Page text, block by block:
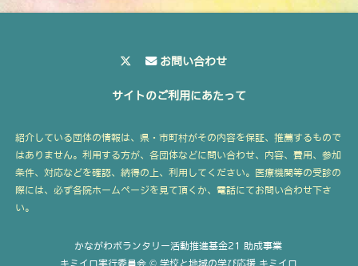
お問い合わせ
サイトのご利用にあたって
紹介している団体の情報は、県・市町村がその内容を保証、推薦するもので
はありません。利用する方が、各団体などに問い合わせ、内容、費用、参加
条件、対応などを確認、納得の上、利用してください。医療機関等の受診の
際には、必ず各院ホームページを見て頂くか、電話にてお問い合わせ下さ
い。
かながわボランタリー活動推進基金21 助成事業
キミイロ実行委員会 © 学校と地域の学び応援 キミイロ